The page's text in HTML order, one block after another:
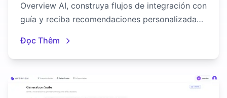
Overview AI, construya flujos de integración con
guía y reciba recomendaciones personalizadas
Đọc Thêm